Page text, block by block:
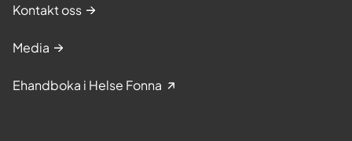
Kontakt oss
Media
Ehandboka i Helse Fonna